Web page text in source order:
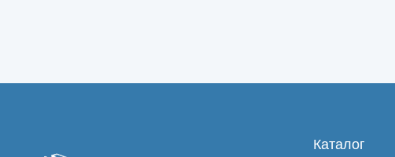
Каталог